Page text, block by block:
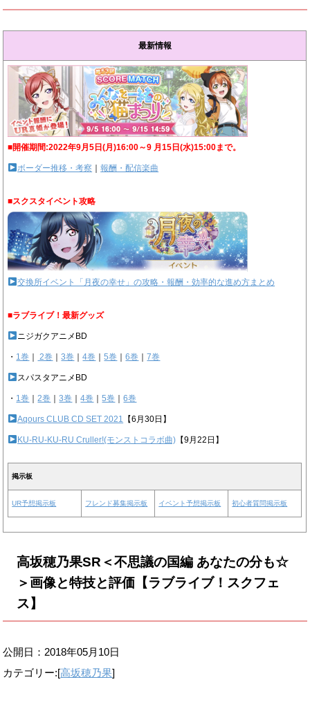
最新情報
■開催期間:2022年9月5日(月)16:00～9 月15日(水)15:00まで。
ボーダー推移・考察 ｜報酬・配信楽曲
■スクスタイベント攻略
交換所イベント「月夜の幸せ」の攻略・報酬・効率的な進め方まとめ
■ラブライブ！最新グッズ
ニジガクアニメBD
・ 1巻 2巻 ｜3巻 ｜4巻 ｜5巻 ｜6巻 ｜7巻
スパスタアニメBD
・ 1巻 ｜2巻 ｜3巻 ｜4巻 ｜5巻 ｜6巻
Aqours CLUB CD SET 2021 【6月30日】
KU-RU-KU-RU Cruller!(モンストコラボ曲) 【9月22日】
掲示板
UR予想掲示板 フレンド募集掲示板 イベント予想掲示板 初心者質問掲示板
高坂穂乃果SR＜不思議の国編 あなたの分も☆
＞画像と特技と評価【ラブライブ！スクフェ
ス】
公開日： 2018年05月10日
カテゴリー:[高坂穂乃果]